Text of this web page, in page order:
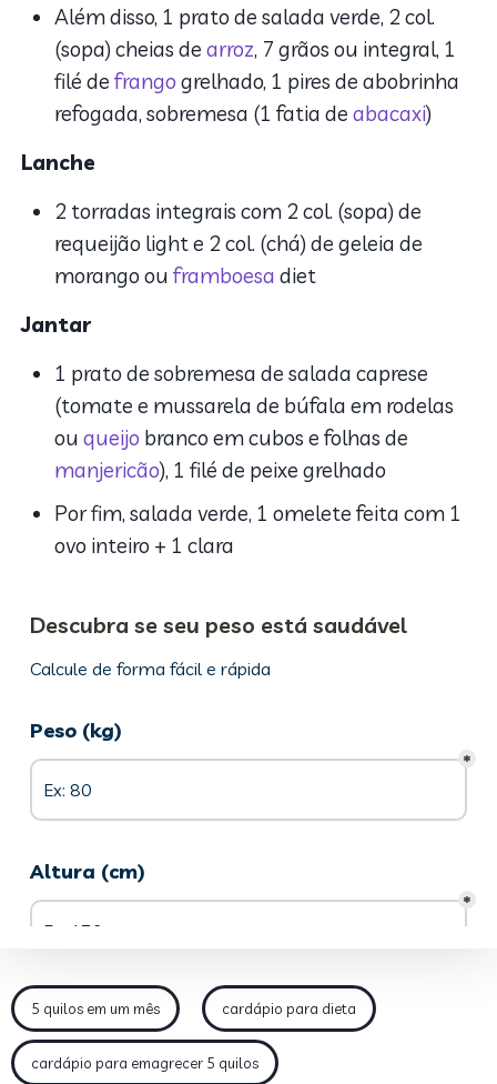
Além disso, 1 prato de salada verde, 2 col.
(sopa) cheias dearroz, 7 grãos ou integral, 1
filé defrango grelhado, 1 pires de abobrinha
refogada, sobremesa (1 fatia deabacaxi)
Lanche
2 torradas integrais com 2 col. (sopa) de
requeijão light e 2 col. (chá) de geleia de
morango ouframboesa diet
Jantar
1 prato de sobremesa de salada caprese
(tomate e mussarela de búfala em rodelas
ouqueijo branco em cubos e folhas de
manjericão), 1 filé de peixe grelhado
Por fim, salada verde, 1 omelete feita com 1
ovo inteiro + 1 clara
5 quilos em um mês cardápio para dieta
cardápio para emagrecer 5 quilos